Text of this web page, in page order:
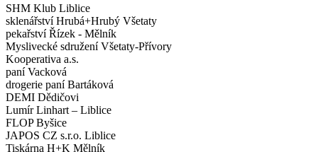
SHM Klub Liblice
sklenářství Hrubá+Hrubý Všetaty
pekařství Řízek - Mělník
Myslivecké sdružení Všetaty-Přívory
Kooperativa a.s.
paní Vacková
drogerie paní Bartáková
DEMI Dědičovi
Lumír Linhart – Liblice
FLOP Byšice
JAPOS CZ s.r.o. Liblice
Tiskárna H+K Mělník